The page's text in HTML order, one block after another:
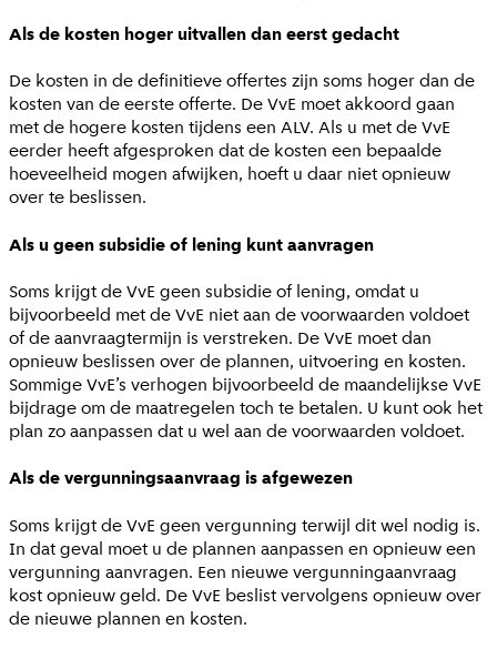
Als de kosten hoger uitvallen dan eerst gedacht
De kosten in de definitieve offertes zijn soms hoger dan de
kosten van de eerste offerte. De VvE moet akkoord gaan
met de hogere kosten tijdens een ALV. Als u met de VvE
eerder heeft afgesproken dat de kosten een bepaalde
hoeveelheid mogen afwijken, hoeft u daar niet opnieuw
over te beslissen.
Als u geen subsidie of lening kunt aanvragen
Soms krijgt de VvE geen subsidie of lening, omdat u
bijvoorbeeld met de VvE niet aan de voorwaarden voldoet
of de aanvraagtermijn is verstreken. De VvE moet dan
opnieuw beslissen over de plannen, uitvoering en kosten.
Sommige VvE’s verhogen bijvoorbeeld de maandelijkse VvE
bijdrage om de maatregelen toch te betalen. U kunt ook het
plan zo aanpassen dat u wel aan de voorwaarden voldoet.
Als de vergunningsaanvraag is afgewezen
Soms krijgt de VvE geen vergunning terwijl dit wel nodig is.
In dat geval moet u de plannen aanpassen en opnieuw een
vergunning aanvragen. Een nieuwe vergunningaanvraag
kost opnieuw geld. De VvE beslist vervolgens opnieuw over
de nieuwe plannen en kosten.